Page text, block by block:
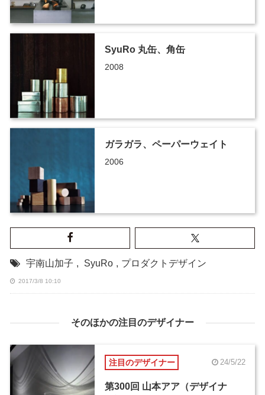
SyuRo 丸缶、角缶
2008
ガラガラ、ペーパーウェイト
2006
宇南山加子 , SyuRo , プロダクトデザイン
2017/3/8 10:10
そのほかの注目のデザイナー
注目のデザイナー 24/5/22
第300回 山本アア（デザイナ